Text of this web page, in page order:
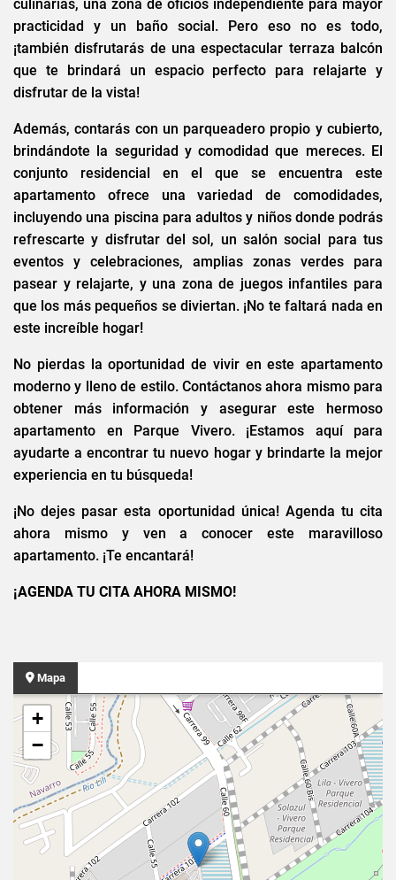
culinarias, una zona de oficios independiente para mayor
practicidad y un baño social. Pero eso no es todo,
¡también disfrutarás de una espectacular terraza balcón
que te brindará un espacio perfecto para relajarte y
disfrutar de la vista!
Además, contarás con un parqueadero propio y cubierto,
brindándote la seguridad y comodidad que mereces. El
conjunto residencial en el que se encuentra este
apartamento ofrece una variedad de comodidades,
incluyendo una piscina para adultos y niños donde podrás
refrescarte y disfrutar del sol, un salón social para tus
eventos y celebraciones, amplias zonas verdes para
pasear y relajarte, y una zona de juegos infantiles para
que los más pequeños se diviertan. ¡No te faltará nada en
este increíble hogar!
No pierdas la oportunidad de vivir en este apartamento
moderno y lleno de estilo. Contáctanos ahora mismo para
obtener más información y asegurar este hermoso
apartamento en Parque Vivero. ¡Estamos aquí para
ayudarte a encontrar tu nuevo hogar y brindarte la mejor
experiencia en tu búsqueda!
¡No dejes pasar esta oportunidad única! Agenda tu cita
ahora mismo y ven a conocer este maravilloso
apartamento. ¡Te encantará!
¡AGENDA TU CITA AHORA MISMO!
Mapa
+
−